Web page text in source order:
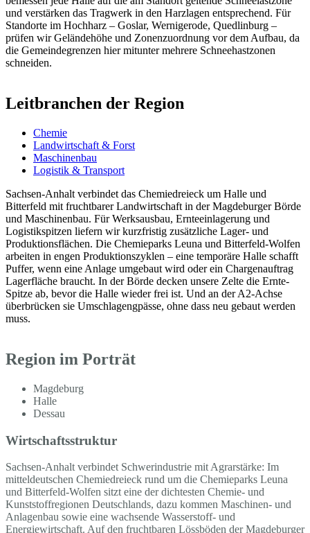
und verstärken das Tragwerk in den Harzlagen entsprechend. Für
Standorte im Hochharz – Goslar, Wernigerode, Quedlinburg –
prüfen wir Geländehöhe und Zonenzuordnung vor dem Aufbau, da
die Gemeindegrenzen hier mitunter mehrere Schneehastzonen
schneiden.
Leitbranchen der Region
Chemie
Landwirtschaft & Forst
Maschinenbau
Logistik & Transport
Sachsen-Anhalt verbindet das Chemiedreieck um Halle und
Bitterfeld mit fruchtbarer Landwirtschaft in der Magdeburger Börde
und Maschinenbau. Für Werksausbau, Ernteeinlagerung und
Logistikspitzen liefern wir kurzfristig zusätzliche Lager- und
Produktionsflächen. Die Chemieparks Leuna und Bitterfeld-Wolfen
arbeiten in engen Produktionszyklen – eine temporäre Halle schafft
Puffer, wenn eine Anlage umgebaut wird oder ein Chargenauftrag
Lagerfläche braucht. In der Börde decken unsere Zelte die Ernte-
Spitze ab, bevor die Halle wieder frei ist. Und an der A2-Achse
überbrücken sie Umschlagengpässe, ohne dass neu gebaut werden
muss.
Region im Porträt
Magdeburg
Halle
Dessau
Wirtschaftsstruktur
Sachsen-Anhalt verbindet Schwerindustrie mit Agrarstärke: Im
mitteldeutschen Chemiedreieck rund um die Chemieparks Leuna
und Bitterfeld-Wolfen sitzt eine der dichtesten Chemie- und
Kunststoffregionen Deutschlands, dazu kommen Maschinen- und
Anlagenbau sowie eine wachsende Wasserstoff- und
Energiewirtschaft. Auf den fruchtbaren Lössböden der Magdeburger